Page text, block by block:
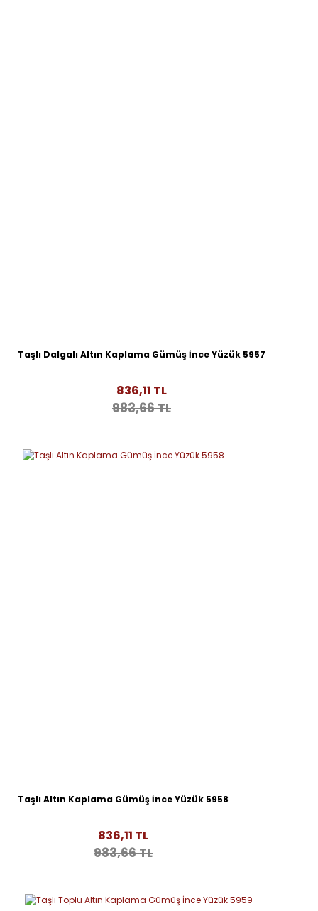
Taşlı Dalgalı Altın Kaplama Gümüş İnce Yüzük 5957
836,11 TL
983,66 TL
Taşlı Altın Kaplama Gümüş İnce Yüzük 5958
836,11 TL
983,66 TL